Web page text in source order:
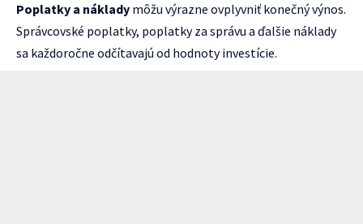
Poplatky a náklady môžu výrazne ovplyvniť konečný výnos.
Správcovské poplatky, poplatky za správu a ďalšie náklady
sa každoročne odčítavajú od hodnoty investície.